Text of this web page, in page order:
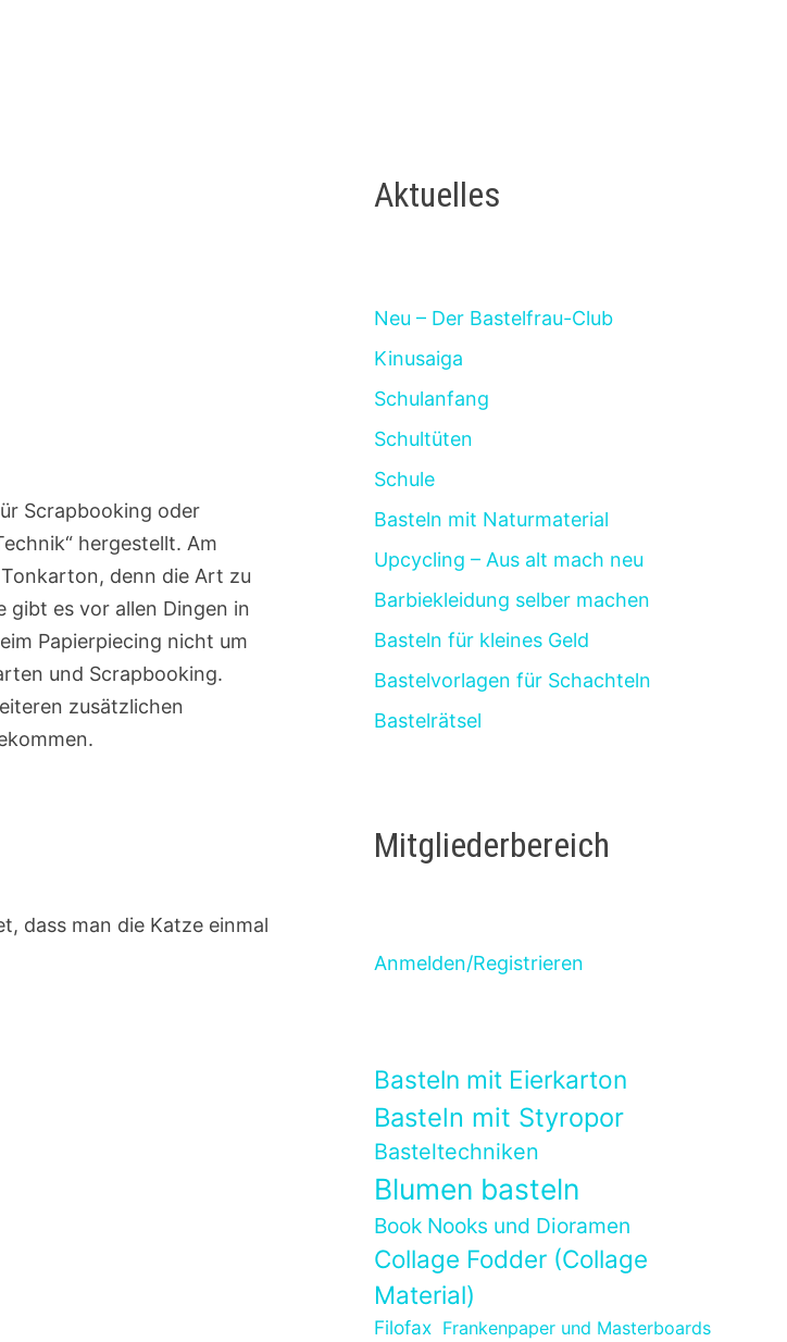
Scrapbooking oder
hergestellt. Am
denn die Art zu
gibt es vor allen Dingen in
Papierpiecing nicht um
und Scrapbooking.
zusätzlichen
dass man die Katze einmal
Aktuelles
Neu – Der Bastelfrau-Club
Kinusaiga
Schulanfang
Schultüten
Schule
Basteln mit Naturmaterial
Upcycling – Aus alt mach neu
Barbiekleidung selber machen
Basteln für kleines Geld
Bastelvorlagen für Schachteln
Bastelrätsel
Mitgliederbereich
Anmelden/Registrieren
Basteln mit Eierkarton
Basteln mit Styropor
Basteltechniken
Blumen basteln
Book Nooks und Dioramen
Collage Fodder (Collage
Material)
Filofax Frankenpaper und Masterboards